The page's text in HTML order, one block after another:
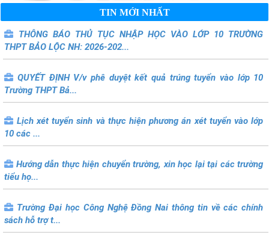
TIN MỚI NHẤT
THÔNG BÁO THỦ TỤC NHẬP HỌC VÀO LỚP 10 TRƯỜNG
THPT BẢO LỘC NH: 2026-202...
QUYẾT ĐỊNH V/v phê duyệt kết quả trúng tuyển vào lớp 10
Trường THPT Bả...
Lịch xét tuyển sinh và thực hiện phương án xét tuyển vào lớp
10 các ...
Hướng dẫn thực hiện chuyển trường, xin học lại tại các trường
tiểu họ...
Trường Đại học Công Nghệ Đồng Nai thông tin về các chính
sách hỗ trợ t...